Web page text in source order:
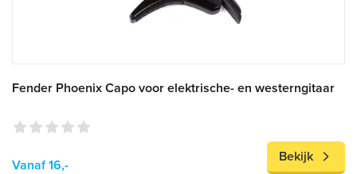
Fender Phoenix Capo voor elektrische- en westerngitaar
Vanaf 16,-
Bekijk